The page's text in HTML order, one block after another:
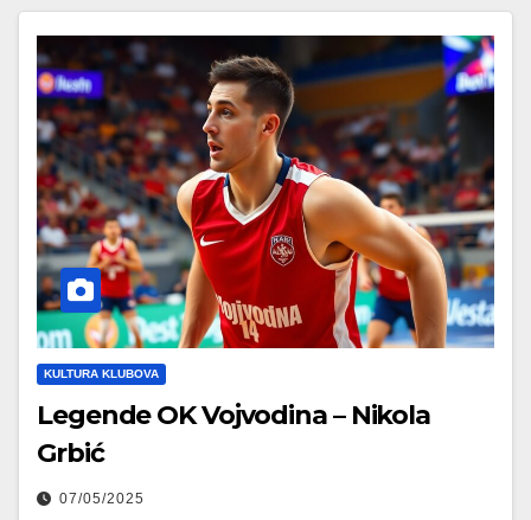
KULTURA KLUBOVA
Legende OK Vojvodina – Nikola
Grbić
07/05/2025